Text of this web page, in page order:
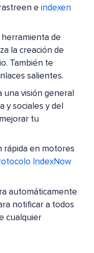
eindexen
de
la creación de
También te
salientes.
una visión general
y sociales y del
tu
rápida en motores
IndexNow
automáticamente
notificar a todos
cualquier